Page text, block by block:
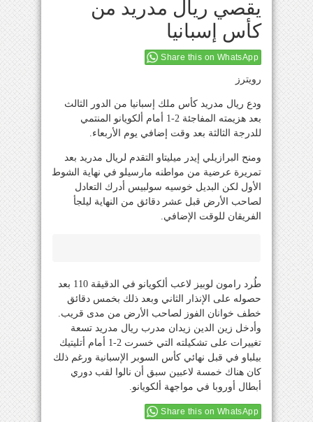
يقصي ريال مدريد من
كأس إسبانيا
Share this on WhatsApp
رويترز
ودع ريال مدريد كأس ملك إسبانيا من الدور الثالث
بعد هزيمته المفاجئة 2-1 أمام ألكويانو المنتمي
للدرجة الثالثة بعد وقت إضافي يوم الأربعاء.
ومنح البرازيلي إيدر ميليتاو التقدم لريال مدريد بعد
تمريرة عرضية من مواطنه مارسيلو في نهاية الشوط
الأول لكن البديل خوسيه سولبيس أدرك التعادل
لصاحب الأرض قبل عشر دقائق من النهاية ليلجأ
الفريقان للوقت الإضافي.
طُرد رامون لوبيز لاعب ألكويانو في الدقيقة 110 بعد
حصوله على الإنذار الثاني وبعد ذلك بخمس دقائق
خطف خوانان الفوز لصاحب الأرض من مدى قريب.
وأدخل زين الدين زيدان مدرب ريال مدريد تسعة
تغييرات على تشكيلته التي خسرت 2-1 أمام أتليتيك
بيلباو في قبل نهائي كأس السوبر الإسبانية ورغم ذلك
كان هناك خمسة لاعبين سبق أن نالوا لقب دوري
أبطال أوروبا في مواجهة ألكويانو.
Share this on WhatsApp